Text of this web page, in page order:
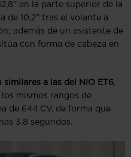
en la parte superior de la
de 10,2” tras el volante a
además de un asistente de
con forma de cabeza en
similares a las del NIO ET6,
mismos rangos de
de 644 CV, de forma que
3,8 segundos.